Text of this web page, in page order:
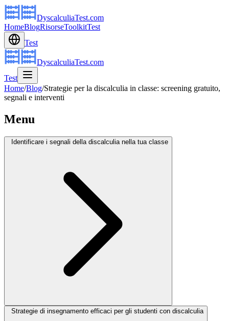
DyscalculiaTest.com
HomeBlogRisorseToolkitTest
Test
DyscalculiaTest.com
Test
Home/Blog/Strategie per la discalculia in classe: screening gratuito,
segnali e interventi
Menu
Identificare i segnali della discalculia nella tua classe
Strategie di insegnamento efficaci per gli studenti con discalculia